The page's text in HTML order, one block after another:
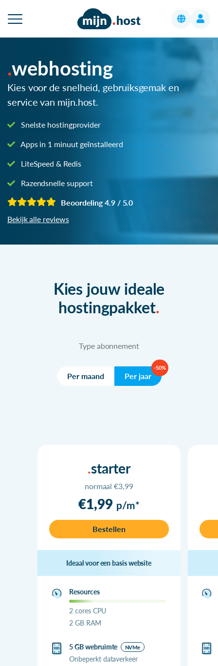
webhosting
Kies voor de snelheid, gebruiksgemak en
service van mijn.host.
Snelste hostingprovider
Apps in 1 minuut geïnstalleerd
LiteSpeed & Redis
Razendsnelle support
Beoordeling 4.9 / 5.0
Bekijk alle reviews
Kies jouw ideale
hostingpakket
Type abonnement
Per maand Per jaar
-50%
starter
normaal €3,99
€1,99 p/m*
Bestellen
Ideaal voor een basis website
Resources
2 cores CPU
2 GB RAM
5 GB webruimte NVMe
Onbeperkt dataverkeer